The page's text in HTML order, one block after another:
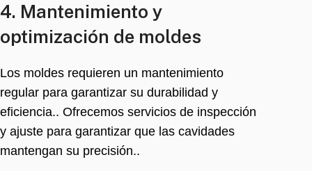
4. Mantenimiento y
optimización de moldes
Los moldes requieren un mantenimiento
regular para garantizar su durabilidad y
eficiencia.. Ofrecemos servicios de inspección
y ajuste para garantizar que las cavidades
mantengan su precisión..